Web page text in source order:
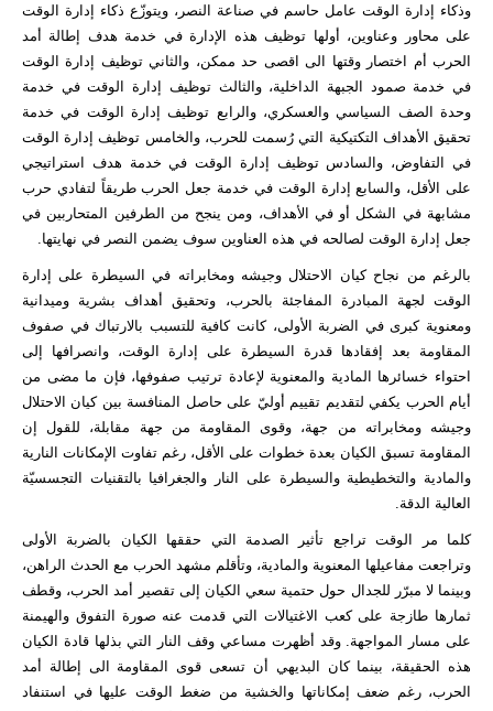
وذكاء إدارة الوقت عامل حاسم في صناعة النصر، ويتوزّع ذكاء إدارة الوقت
على محاور وعناوين، أولها توظيف هذه الإدارة في خدمة هدف إطالة أمد
الحرب أم اختصار وقتها الى اقصى حد ممكن، والثاني توظيف إدارة الوقت
في خدمة صمود الجبهة الداخلية، والثالث توظيف إدارة الوقت في خدمة
وحدة الصف السياسي والعسكري، والرابع توظيف إدارة الوقت في خدمة
تحقيق الأهداف التكتيكية التي رُسمت للحرب، والخامس توظيف إدارة الوقت
في التفاوض، والسادس توظيف إدارة الوقت في خدمة هدف استراتيجي
على الأقل، والسابع إدارة الوقت في خدمة جعل الحرب طريقاً لتفادي حرب
مشابهة في الشكل أو في الأهداف، ومن ينجح من الطرفين المتحاربين في
جعل إدارة الوقت لصالحه في هذه العناوين سوف يضمن النصر في نهايتها.
بالرغم من نجاح كيان الاحتلال وجيشه ومخابراته في السيطرة على إدارة
الوقت لجهة المبادرة المفاجئة بالحرب، وتحقيق أهداف بشرية وميدانية
ومعنوية كبرى في الضربة الأولى، كانت كافية للتسبب بالارتباك في صفوف
المقاومة بعد إفقادها قدرة السيطرة على إدارة الوقت، وانصرافها إلى
احتواء خسائرها المادية والمعنوية لإعادة ترتيب صفوفها، فإن ما مضى من
أيام الحرب يكفي لتقديم تقييم أوليّ على حاصل المنافسة بين كيان الاحتلال
وجيشه ومخابراته من جهة، وقوى المقاومة من جهة مقابلة، للقول إن
المقاومة تسبق الكيان بعدة خطوات على الأقل، رغم تفاوت الإمكانات النارية
والمادية والتخطيطية والسيطرة على النار والجغرافيا بالتقنيات التجسسيّة
العالية الدقة.
كلما مر الوقت تراجع تأثير الصدمة التي حققها الكيان بالضربة الأولى
وتراجعت مفاعيلها المعنوية والمادية، وتأقلم مشهد الحرب مع الحدث الراهن،
وبينما لا مبرّر للجدال حول حتمية سعي الكيان إلى تقصير أمد الحرب، وقطف
ثمارها طازجة على كعب الاغتيالات التي قدمت عنه صورة التفوق والهيمنة
على مسار المواجهة. وقد أظهرت مساعي وقف النار التي بذلها قادة الكيان
هذه الحقيقة، بينما كان البديهي أن تسعى قوى المقاومة الى إطالة أمد
الحرب، رغم ضعف إمكاناتها والخشية من ضغط الوقت عليها في استنفاد